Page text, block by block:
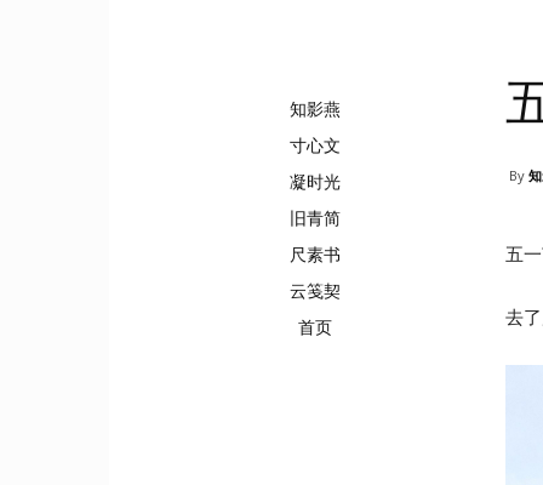
知影燕
寸心文
凝时光
旧青简
尺素书
云笺契
首页
By
五
去